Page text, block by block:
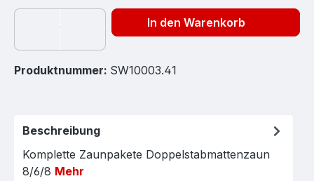
In den Warenkorb
Produktnummer: SW10003.41
Beschreibung
Komplette Zaunpakete Doppelstabmattenzaun
8/6/8 Mehr